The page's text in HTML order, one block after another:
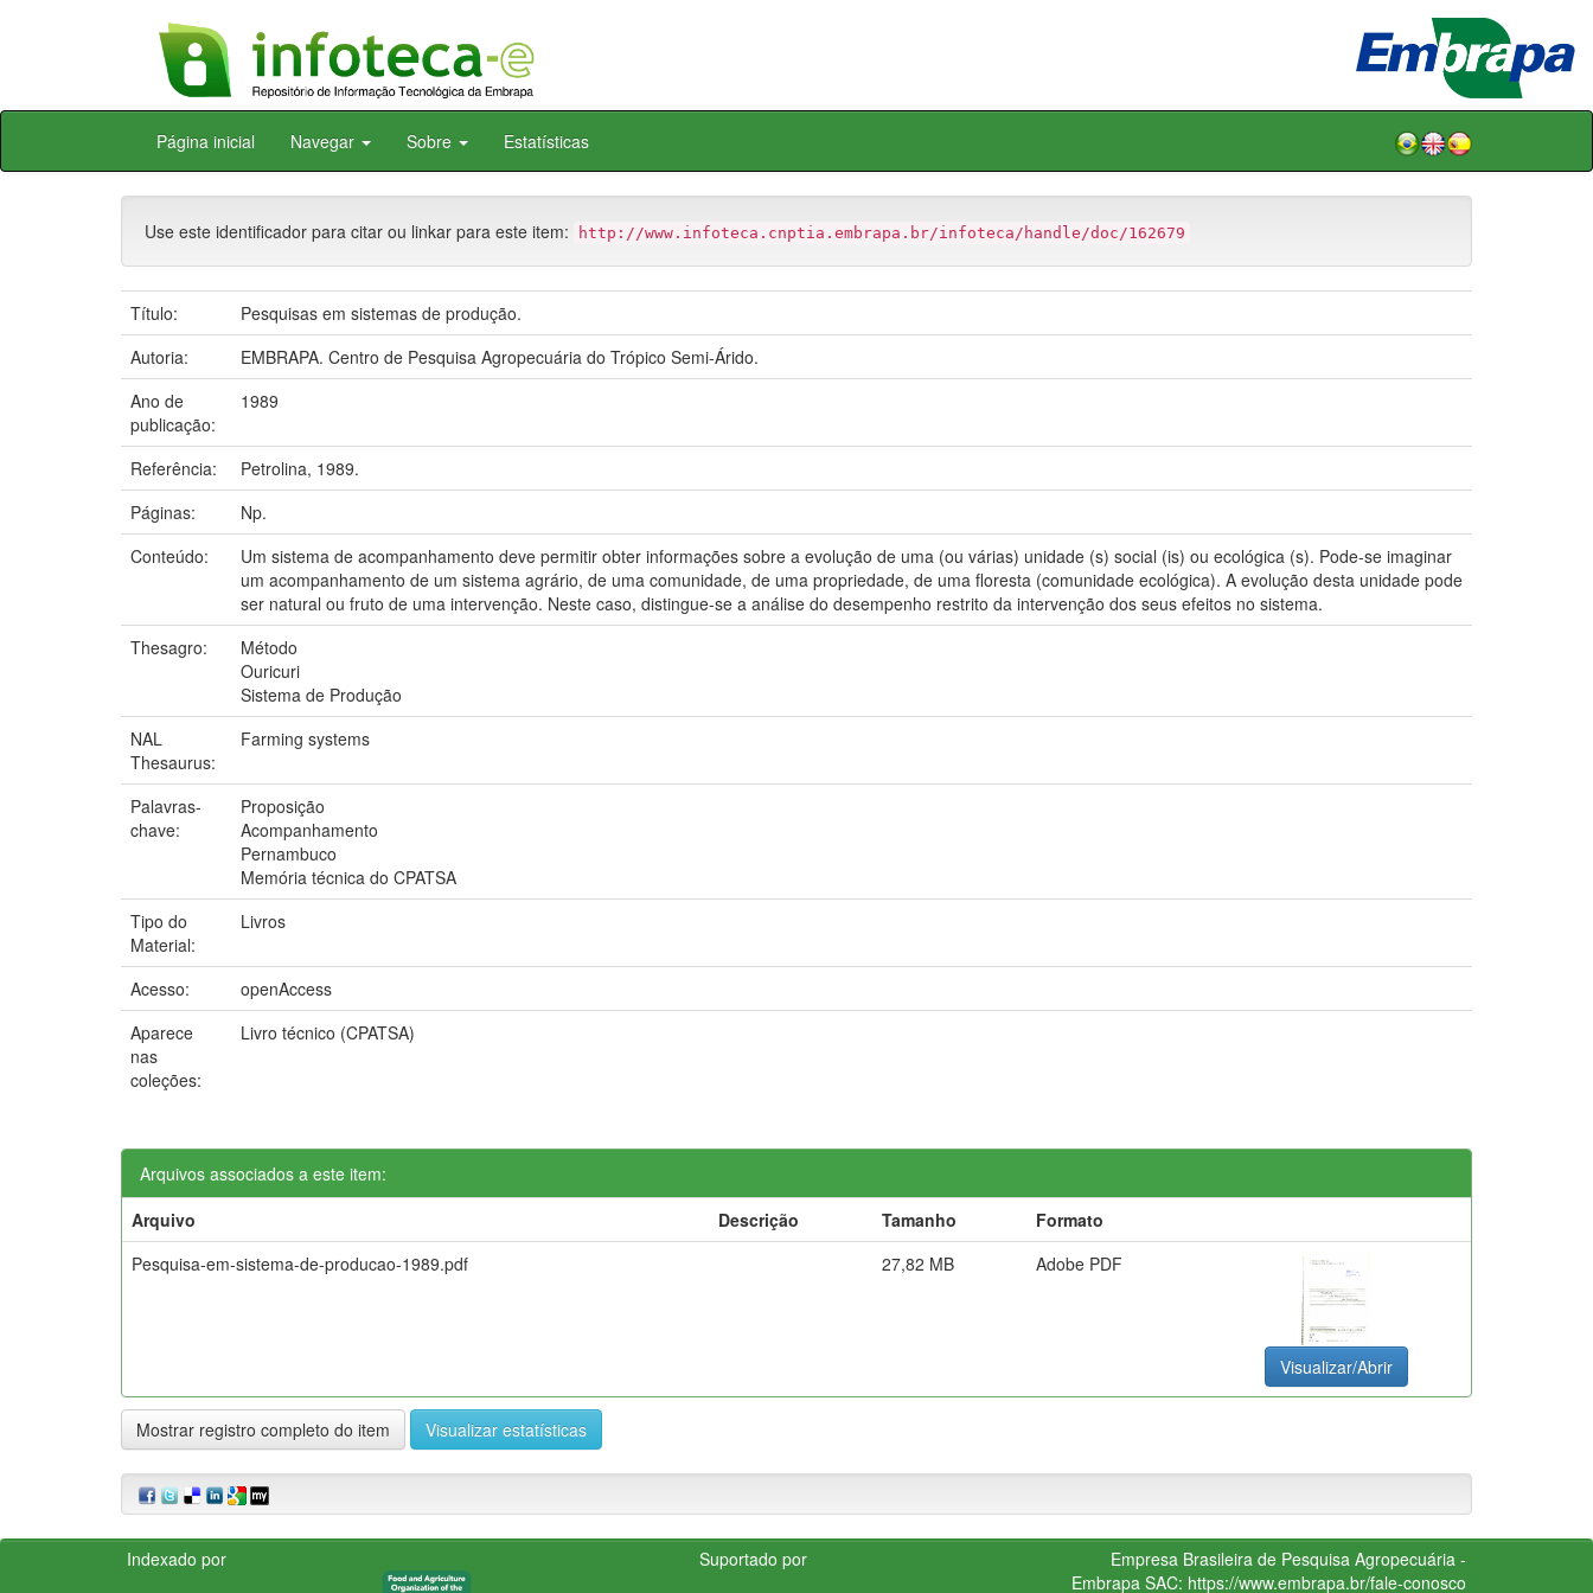
Skip
Página inicial Navegar Sobre Estatísticas
Use este identificador para citar ou linkar para este item: http://www.infoteca.cnptia.embrapa.br/infoteca/handle/doc/162679
Título:
Pesquisas em sistemas de produção.
Autoria:
EMBRAPA. Centro de Pesquisa Agropecuária do Trópico Semi-Árido.
Ano de
publicação:
1989
Referência:
Petrolina, 1989.
Páginas:
Np.
Conteúdo:
Um sistema de acompanhamento deve permitir obter informações sobre a evolução de uma (ou várias) unidade (s) social (is) ou ecológica (s). Pode-se imaginar
um acompanhamento de um sistema agrário, de uma comunidade, de uma propriedade, de uma floresta (comunidade ecológica). A evolução desta unidade pode
ser natural ou fruto de uma intervenção. Neste caso, distingue-se a análise do desempenho restrito da intervenção dos seus efeitos no sistema.
Thesagro:
Método
Ouricuri
Sistema de Produção
NAL
Thesaurus:
Farming systems
Palavras-
chave:
Proposição
Acompanhamento
Pernambuco
Memória técnica do CPATSA
Tipo do
Material:
Livros
Acesso:
openAccess
Aparece
nas
coleções:
Livro técnico (CPATSA)
Arquivos associados a este item:
Arquivo
Descrição Tamanho
Formato
Pesquisa-em-sistema-de-producao-1989.pdf
27,82 MB Adobe PDF
Visualizar/Abrir
Mostrar registro completo do item Visualizar estatísticas
Indexado por Suportado por
Empresa Brasileira de Pesquisa Agropecuária -
Embrapa SAC: https://www.embrapa.br/fale-conosco